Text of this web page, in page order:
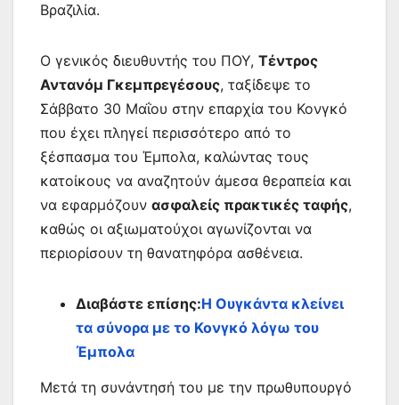
Βραζιλία.
Ο γενικός διευθυντής του ΠΟΥ, Τέντρος
Αντανόμ Γκεμπρεγέσους, ταξίδεψε το
Σάββατο 30 Μαΐου στην επαρχία του Κονγκό
που έχει πληγεί περισσότερο από το
ξέσπασμα του Έμπολα, καλώντας τους
κατοίκους να αναζητούν άμεσα θεραπεία και
να εφαρμόζουν ασφαλείς πρακτικές ταφής,
καθώς οι αξιωματούχοι αγωνίζονται να
περιορίσουν τη θανατηφόρα ασθένεια.
Διαβάστε επίσης:Η Ουγκάντα κλείνει
τα σύνορα με το Κονγκό λόγω του
Έμπολα
Μετά τη συνάντησή του με την πρωθυπουργό